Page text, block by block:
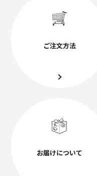
ご注文方法
お届けについて